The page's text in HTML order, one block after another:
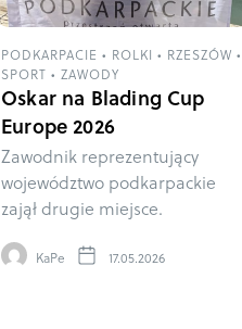
PODKARPACIE • ROLKI • RZESZÓW •
SPORT • ZAWODY
Oskar na Blading Cup
Europe 2026
Zawodnik reprezentujący
województwo podkarpackie
zajął drugie miejsce.
KaPe 17.05.2026